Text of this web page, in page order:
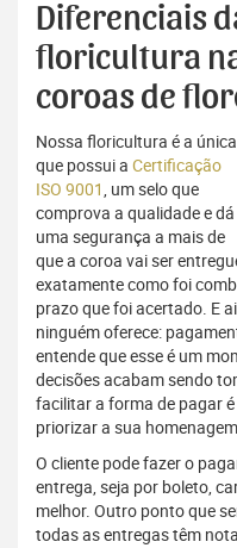
Diferenciais
floricultura
coroas de
Nossa floricultura é a única
que possui a Certificação
ISO 9001, um selo que
comprova a qualidade e dá
uma segurança a mais de
que a coroa vai ser
exatamente como foi
prazo que foi acertado. E
ninguém oferece:
entende que esse é um
decisões acabam sendo
facilitar a forma de pagar
priorizar a sua
O cliente pode fazer o
entrega, seja por boleto,
melhor. Outro ponto que
todas as entregas têm